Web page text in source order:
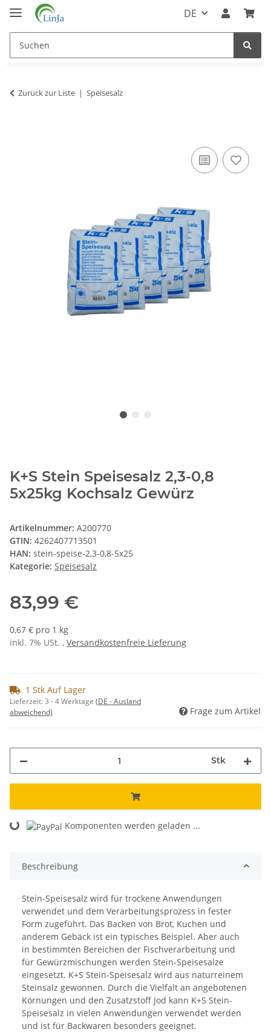
DE
Zurück zur Liste Speisesalz
K+S Stein Speisesalz 2,3-0,8
5x25kg Kochsalz Gewürz
Artikelnummer: A200770
GTIN: 4262407713501
HAN: stein-speise-2,3-0,8-5x25
Kategorie: Speisesalz
83,99 €
0,67 € pro 1 kg
inkl. 7% USt. , Versandkostenfreie Lieferung
1 Stk Auf Lager
Lieferzeit:3 - 4 Werktage (DE - Ausland
abweichend)
Frage zum Artikel
Stk
Loading... Komponenten werden geladen ...
Beschreibung
Stein-Speisesalz wird für trockene Anwendungen
verwendet und dem Verarbeitungsprozess in fester
Form zugeführt. Das Backen von Brot, Kuchen und
anderem Gebäck ist ein typisches Beispiel. Aber auch
in bestimmten Bereichen der Fischverarbeitung und
für Gewürzmischungen werden Stein-Speisesalze
eingesetzt. K+S Stein-Speisesalz wird aus naturreinem
Steinsalz gewonnen. Durch die Vielfalt an angebotenen
Körnungen und den Zusatzstoff Jod kann K+S Stein-
Speisesalz in vielen Anwendungen verwendet werden
und ist für Backwaren besonders geeignet.